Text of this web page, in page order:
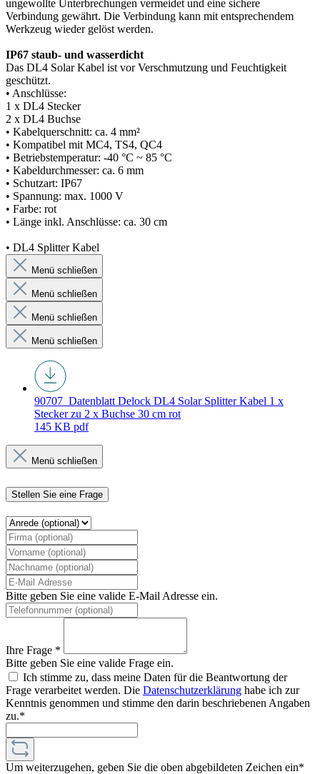
ungewollte Unterbrechungen vermeidet und eine sichere
Verbindung gewährt. Die Verbindung kann mit entsprechendem
Werkzeug wieder gelöst werden.
IP67 staub- und wasserdicht
Das DL4 Solar Kabel ist vor Verschmutzung und Feuchtigkeit
geschützt.
• Anschlüsse:
1 x DL4 Stecker
2 x DL4 Buchse
• Kabelquerschnitt: ca. 4 mm²
• Kompatibel mit MC4, TS4, QC4
• Betriebstemperatur: -40 °C ~ 85 °C
• Kabeldurchmesser: ca. 6 mm
• Schutzart: IP67
• Spannung: max. 1000 V
• Farbe: rot
• Länge inkl. Anschlüsse: ca. 30 cm
• DL4 Splitter Kabel
Menü schließen
Menü schließen
Menü schließen
Menü schließen
90707_Datenblatt Delock DL4 Solar Splitter Kabel 1 x
Stecker zu 2 x Buchse 30 cm rot
145 KB pdf
Menü schließen
Stellen Sie eine Frage
Bitte geben Sie eine valide E-Mail Adresse ein.
Ihre Frage *
Bitte geben Sie eine valide Frage ein.
Ich stimme zu, dass meine Daten für die Beantwortung der
Frage verarbeitet werden. Die Datenschutzerklärung habe ich zur
Kenntnis genommen und stimme den darin beschriebenen Angaben
zu.*
Um weiterzugehen, geben Sie die oben abgebildeten Zeichen ein*